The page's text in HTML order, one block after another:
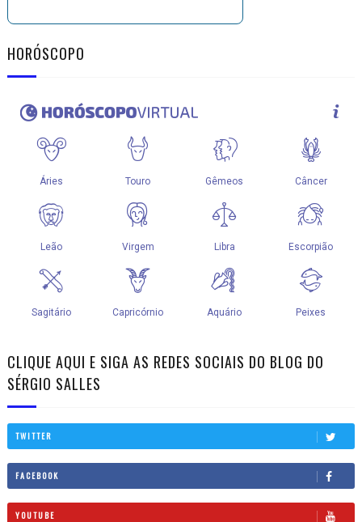
HORÓSCOPO
CLIQUE AQUI E SIGA AS REDES SOCIAIS DO BLOG DO
SÉRGIO SALLES
TWITTER
FACEBOOK
YOUTUBE